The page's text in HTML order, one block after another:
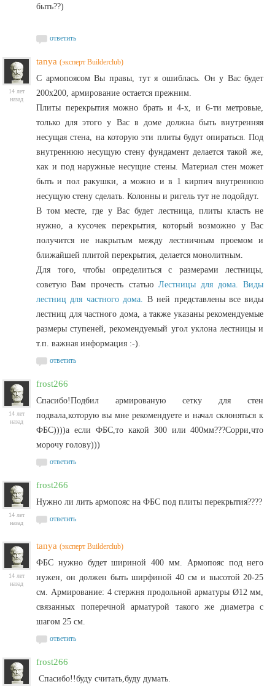
быть??)
ответить
14 лет
назад
tanya (эксперт Builderclub)
С армопоясом Вы правы, тут я ошиблась. Он у Вас будет
200х200, армирование остается прежним.
Плиты перекрытия можно брать и 4-х, и 6-ти метровые,
только для этого у Вас в доме должна быть внутренняя
несущая стена, на которую эти плиты будут опираться. Под
внутреннюю несущую стену фундамент делается такой же,
как и под наружные несущие стены. Материал стен может
быть и пол ракушки, а можно и в 1 кирпич внутреннюю
несущую стену сделать. Колонны и ригель тут не подойдут.
В том месте, где у Вас будет лестница, плиты класть не
нужно, а кусочек перекрытия, который возможно у Вас
получится не накрытым между лестничным проемом и
ближайшей плитой перекрытия, делается монолитным.
Для того, чтобы определиться с размерами лестницы,
советую Вам прочесть статью Лестницы для дома. Виды
лестниц для частного дома. В ней представлены все виды
лестниц для частного дома, а также указаны рекомендуемые
размеры ступеней, рекомендуемый угол уклона лестницы и
т.п. важная информация :-).
ответить
14 лет
назад
frost266
Спасибо!Подбил армированую сетку для стен
подвала,которую вы мне рекомендуете и начал склоняться к
ФБС))))а если ФБС,то какой 300 или 400мм???Сорри,что
морочу голову)))
ответить
14 лет
назад
frost266
Нужно ли лить армопояс на ФБС под плиты перекрытия????
ответить
14 лет
назад
tanya (эксперт Builderclub)
ФБС нужно будет шириной 400 мм. Армопояс под него
нужен, он должен быть ширфиной 40 см и высотой 20-25
см. Армирование: 4 стержня продольной арматуры Ø12 мм,
связанных поперечной арматурой такого же диаметра с
шагом 25 см.
ответить
frost266
Спасибо!!буду считать,буду думать.